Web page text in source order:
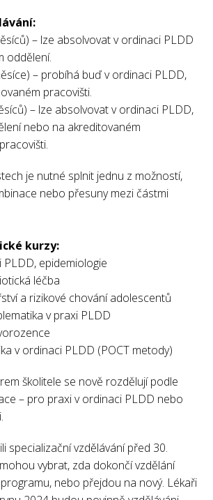
– lze absolvovat v ordinaci PLDD
oddělení.
– probíhá buď v ordinaci PLDD,
pracovišti.
– lze absolvovat v ordinaci PLDD,
nebo na akreditovaném
je nutné splnit jednu z možností,
nebo přesuny mezi částmi
kurzy:
PLDD, epidemiologie
léčba
a rizikové chování adolescentů
v praxi PLDD
v ordinaci PLDD (POCT metody)
školitele se nově rozdělují podle
– pro praxi v ordinaci PLDD nebo
specializační vzdělávání před 30.
vybrat, zda dokončí vzdělání
nebo přejdou na nový. Lékaři